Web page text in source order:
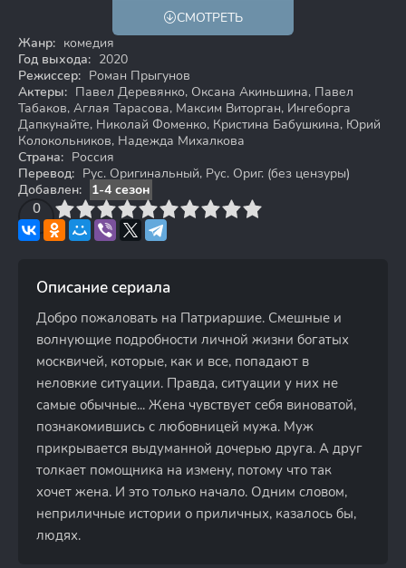
СМОТРЕТЬ
Жанр: комедия
Год выхода: 2020
Режиссер: Роман Прыгунов
Актеры: Павел Деревянко, Оксана Акиньшина, Павел
Табаков, Аглая Тарасова, Максим Виторган, Ингеборга
Дапкунайте, Николай Фоменко, Кристина Бабушкина, Юрий
Колокольников, Надежда Михалкова
Страна: Россия
Перевод: Рус. Оригинальный, Рус. Ориг. (без цензуры)
Добавлен:
1-4 сезон
0
4 6 7 8 9 10
Описание сериала
Добро пожаловать на Патриаршие. Смешные и
волнующие подробности личной жизни богатых
москвичей, которые, как и все, попадают в
неловкие ситуации. Правда, ситуации у них не
самые обычные... Жена чувствует себя виноватой,
познакомившись с любовницей мужа. Муж
прикрывается выдуманной дочерью друга. А друг
толкает помощника на измену, потому что так
хочет жена. И это только начало. Одним словом,
неприличные истории о приличных, казалось бы,
людях.